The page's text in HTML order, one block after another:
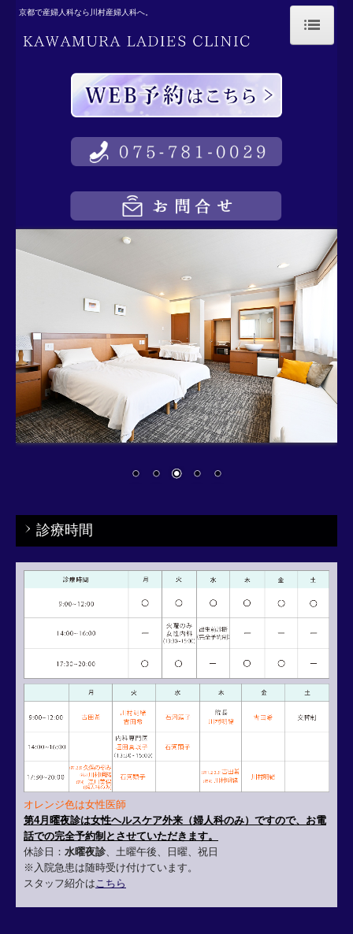
医院概要
医院ガイド
ニューボーンフォト
産前産後のケア
シェフのこだわり
よくあるご質問
産後ケア入院
京都で産婦人科なら川村産婦人科へ。
診療時間
オレンジ色は女性医師
第4月曜夜診は女性ヘルスケア外来（婦人科のみ）ですので、お電
話での完全予約制とさせていただきます。
休診日： 水曜夜診、土曜午後、日曜、祝日
※入院急患は随時受け付けています。
スタッフ紹介はこちら